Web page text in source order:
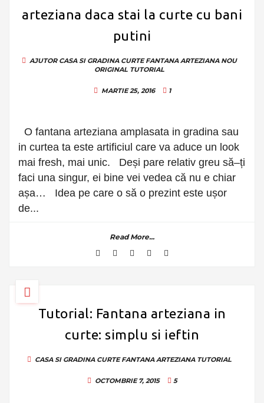
arteziana daca stai la curte cu bani
putini
AJUTOR CASA SI GRADINA CURTE FANTANA ARTEZIANA NOU
ORIGINAL TUTORIAL
MARTIE 25, 2016 1
O fantana arteziana amplasata in gradina sau
in curtea ta este artificiul care va aduce un look
mai fresh, mai unic. Deși pare relativ greu să–ți
faci una singur, ei bine vei vedea că nu e chiar
așa… Idea pe care o să o prezint este ușor
de...
Read More...
Tutorial: Fantana arteziana in
curte: simplu si ieftin
CASA SI GRADINA CURTE FANTANA ARTEZIANA TUTORIAL
OCTOMBRIE 7, 2015 5